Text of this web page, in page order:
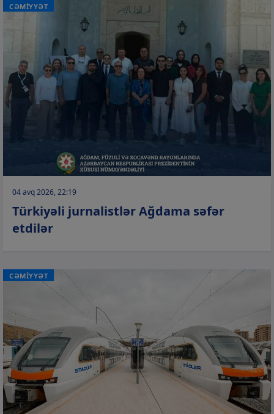
CƏMİYYƏT
04 avq 2026, 22:19
Türkiyəli jurnalistlər Ağdama səfər
etdilər
CƏMİYYƏT